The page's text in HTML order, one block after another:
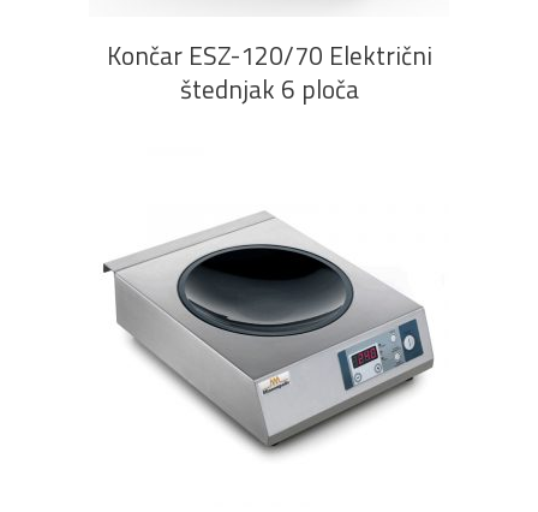
Končar ESZ-120/70 Električni
štednjak 6 ploča
PROČITAJ VIŠE